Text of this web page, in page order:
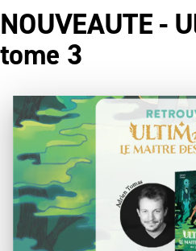
NOUVEAUTE -
tome 3